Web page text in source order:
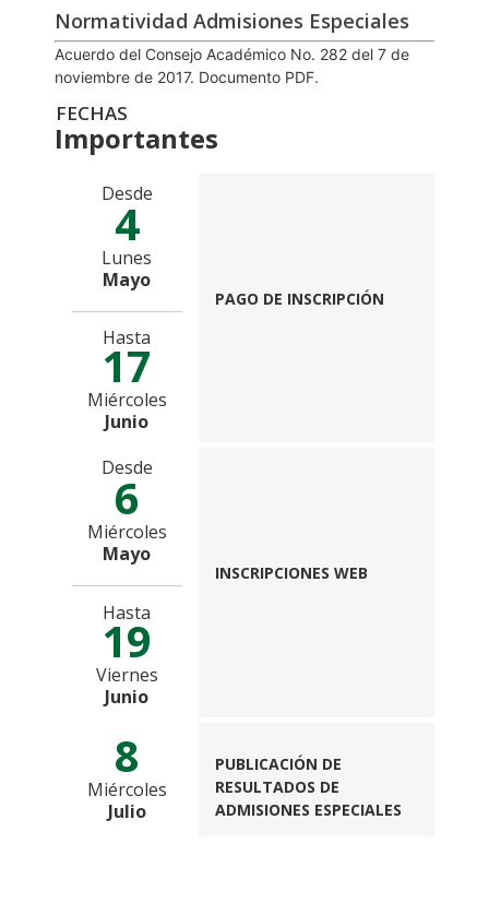
Normatividad Admisiones Especiales
Acuerdo del Consejo Académico No. 282 del 7 de
noviembre de 2017. Documento PDF.
FECHAS
Importantes
Desde
4
Lunes
Mayo
Hasta
17
Miércoles
Junio
PAGO DE INSCRIPCIÓN
Desde
6
Miércoles
Mayo
Hasta
19
Viernes
Junio
INSCRIPCIONES WEB
8
Miércoles
Julio
PUBLICACIÓN DE
RESULTADOS DE
ADMISIONES ESPECIALES